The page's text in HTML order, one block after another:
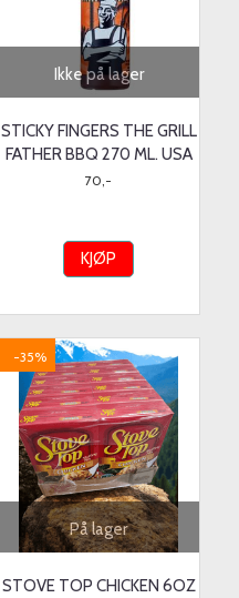
Ikke på lager
STICKY FINGERS THE GRILL
FATHER BBQ 270 ML. USA
70,-
KJØP
På lager
-35%
STOVE TOP CHICKEN 6OZ